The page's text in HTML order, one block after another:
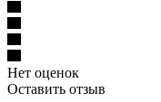
Нет оценок
Оставить отзыв